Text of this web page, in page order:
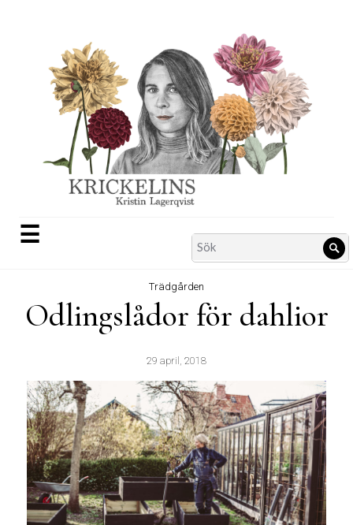
☰
Search
for:
Trädgården
Odlingslådor för dahlior
29 april, 2018